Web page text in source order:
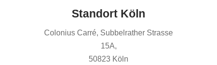
Standort Köln
Colonius Carré, Subbelrather Strasse
15A,
50823 Köln